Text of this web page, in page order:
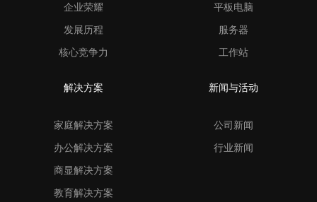
企业荣耀
发展历程
核心竞争力
平板电脑
服务器
工作站
解决方案
家庭解决方案
办公解决方案
商显解决方案
教育解决方案
新闻与活动
公司新闻
行业新闻